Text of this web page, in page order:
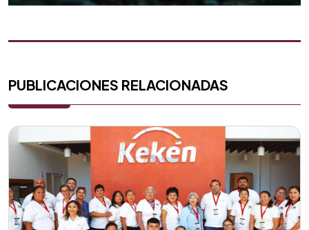
PUBLICACIONES RELACIONADAS